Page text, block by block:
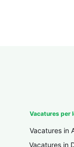
Vacatures per
Vacatures in
Vacatures in